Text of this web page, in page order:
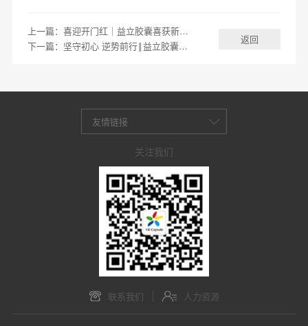
上一篇：喜迎开门红｜益立胶囊喜获新昌县“高质量发展贡献奖”
下一篇：坚守初心 逆势前行‖益立胶囊召开2020年度中期工作会议
返回
友情链接
关注我们
联系我们 人力资源